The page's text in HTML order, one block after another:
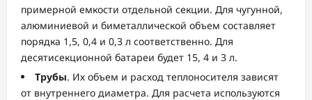
примерной емкости отдельной секции. Для чугунной,
алюминиевой и биметаллической объем составляет
порядка 1,5, 0,4 и 0,3 л соответственно. Для
десятисекционной батареи будет 15, 4 и 3 л.
Трубы. Их объем и расход теплоносителя зависят
от внутреннего диаметра. Для расчета используются